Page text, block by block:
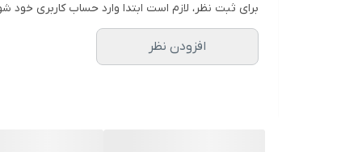
برای ثبت نظر، لازم است ابتدا وارد حساب کاربری خود
افزودن نظر